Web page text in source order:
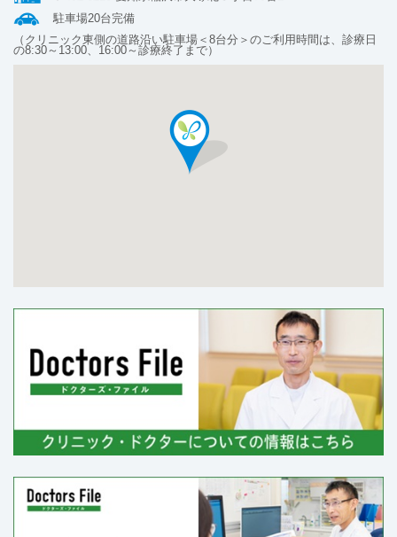
駐車場20台完備
（クリニック東側の道路沿い駐車場＜8台分＞のご利用時間は、診療日
の8:30～13:00、16:00～診療終了まで）